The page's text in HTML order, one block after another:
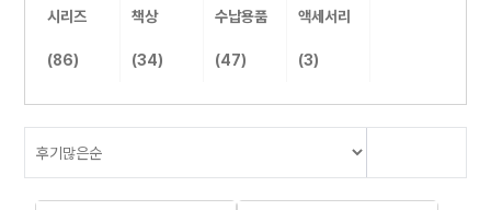
시리즈
(86)
책상
(34)
수납용품
(47)
액세서리
(3)